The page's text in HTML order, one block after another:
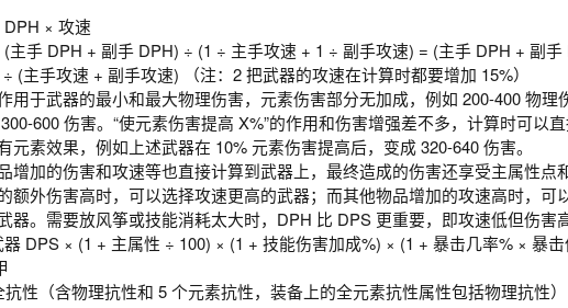
× 攻速
主手 DPH + 副手 DPH) ÷ (1 ÷ 主手攻速 + 1 ÷ 副手攻速) = (主手 DPH + 副
(主手攻速 + 副手攻速) （注：2 把武器的攻速在计算时都要增加 15%）
用于武器的最小和最大物理伤害，元素伤害部分无加成，例如 200-400 物理
600 伤害。“使元素伤害提高 X%”的作用和伤害增强差不多，计算时可以
元素效果，例如上述武器在 10% 元素伤害提高后，变成 320-640 伤害。
增加的伤害和攻速等也直接计算到武器上，最终造成的伤害还享受主属性点
额外伤害高时，可以选择攻速更高的武器；而其他物品增加的攻速高时，可
器。需要放风筝或技能消耗太大时，DPH 比 DPS 更重要，即攻速低但伤害
DPS × (1 + 主属性 ÷ 100) × (1 + 技能伤害加成%) × (1 + 暴击几率% × 暴
性（含物理抗性和 5 个元素抗性，装备上的全元素抗性属性包括物理抗性）